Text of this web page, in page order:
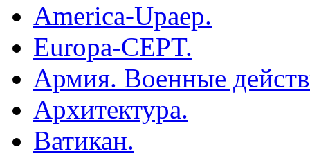
America-Upaep.
Europa-CEPT.
Армия. Военные
Архитектура.
Ватикан.